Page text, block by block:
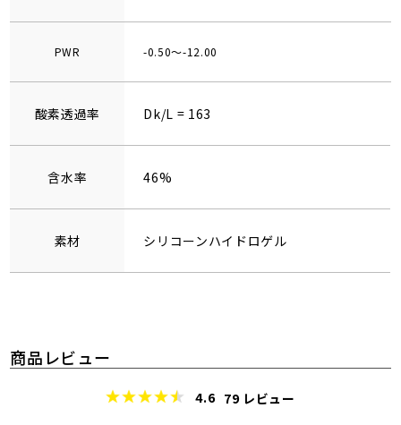
PWR -0.50～-12.00
酸素透過率 Dk/L = 163
含水率 46%
素材 シリコーンハイドロゲル
商品レビュー
4.6 79 レビュー